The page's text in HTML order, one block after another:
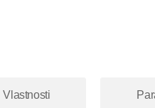
Vlastnosti